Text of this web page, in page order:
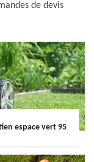
de devis
espace vert 95